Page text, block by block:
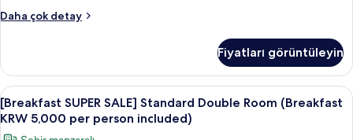
futon
1person.
Room
would
be
Daha çok detay
Deluxe
18th
Floor/
Base
3
Fiyatları görüntüleyin
[Breakfast
SUPER
SALE]
Kaliteli yatak takımı, kuştüyü yorgan,
8
[Breakfast SUPER SALE] Standard Double Room (Breakfast
KRW 5,000 per person included)